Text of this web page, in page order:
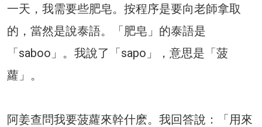
一天，我需要些肥皂。按程序是要向老師拿取
的，當然是說泰語。「肥皂」的泰語是
「saboo」。我說了「sapo」，意思是「菠
蘿」。
阿姜查問我要菠蘿來幹什麽。我回答說：「用來